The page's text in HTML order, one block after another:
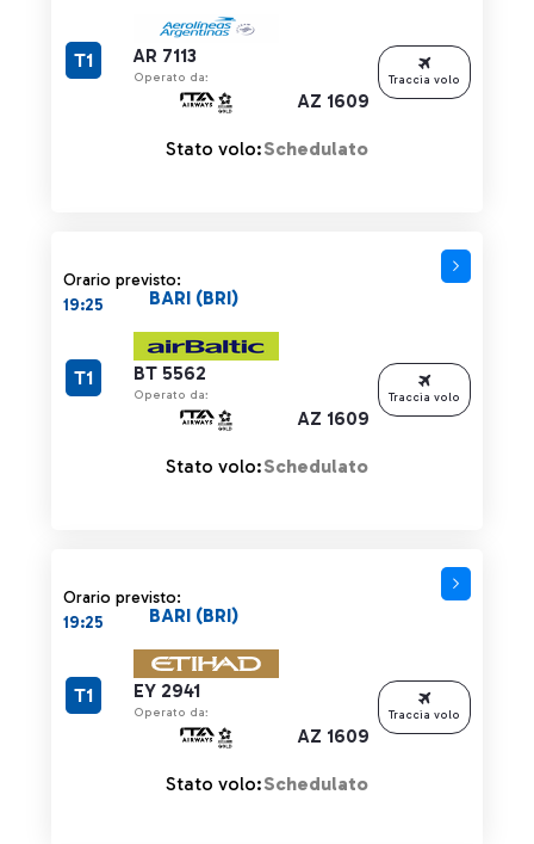
AR 7113
Operato da:
AZ 1609
T1
Stato volo:Schedulato
Traccia volo
Orario previsto:
19:25
BT 5562
Operato da:
AZ 1609
BARI (BRI)
T1
Stato volo:Schedulato
Traccia volo
Orario previsto:
19:25
EY 2941
Operato da:
AZ 1609
BARI (BRI)
T1
Stato volo:Schedulato
Traccia volo